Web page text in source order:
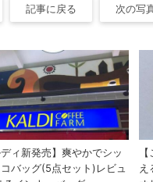
記事に戻る 次の写